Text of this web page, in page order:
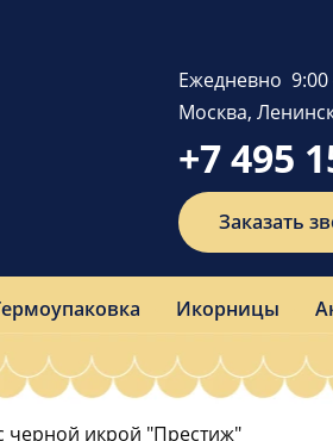
Ежедневно 9:00
Москва,
+7 495
Заказать
Икорницы
черной икрой "Престиж"